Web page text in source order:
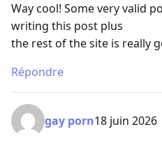
Way cool! Some very valid
writing this post plus
the rest of the site is really
Répondre
gay porn18 juin 2026